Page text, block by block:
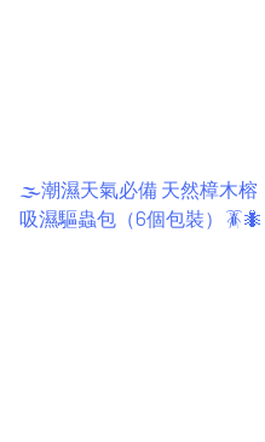
🌫潮濕天氣必備 天然樟木榕
吸濕驅蟲包（6個包裝）🪳🐜